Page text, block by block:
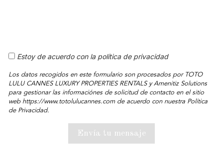
Estoy de acuerdo con la política de privacidad
Los datos recogidos en este formulario son procesados por TOTO
LULU CANNES LUXURY PROPERTIES RENTALS y Amenitiz Solutions
para gestionar las informaciónes de solicitud de contacto en el sitio
web https://www.totolulucannes.com de acuerdo con nuestra Política
de Privacidad.